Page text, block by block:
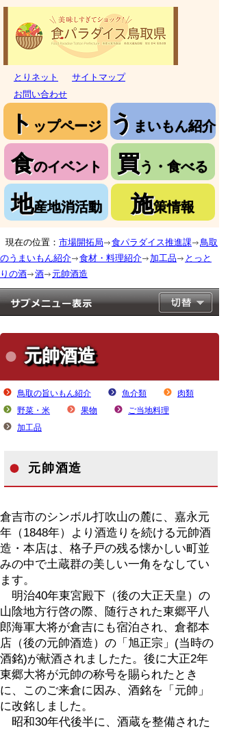
とりネット
サイトマップ
お問い合わせ
ト ップページ う まいもん紹介
食のイベント 買う・食べる
地産地消活動 施策情報
現在の位置： 市場開拓局 食パラダイス推進課
鳥取
のうまいもん紹介
食材・料理紹介 加工品
とっと
りの酒
酒 元帥酒造
元帥酒造
鳥取の旨いもん紹介 魚介類
肉類
野菜・米
果物
ご当地料理
加工品
元帥酒造
倉吉市のシンボル打吹山の麓に、嘉永元
年（1848年）より酒造りを続ける元帥酒
造・本店は、格子戸の残る懐かしい町並
みの中で土蔵群の美しい一角をなしてい
ます。
明治40年東宮殿下（後の大正天皇）の
山陰地方行啓の際、随行された東郷平八
郎海軍大将が倉吉にも宿泊され、倉都本
店（後の元帥酒造）の「旭正宗」(当時の
酒銘)が献酒されましたた。後に大正2年
東郷大将が元帥の称号を賜られたとき
に、このご来倉に因み、酒銘を「元帥」
に改銘しました。
昭和30年代後半に、酒蔵を整備された